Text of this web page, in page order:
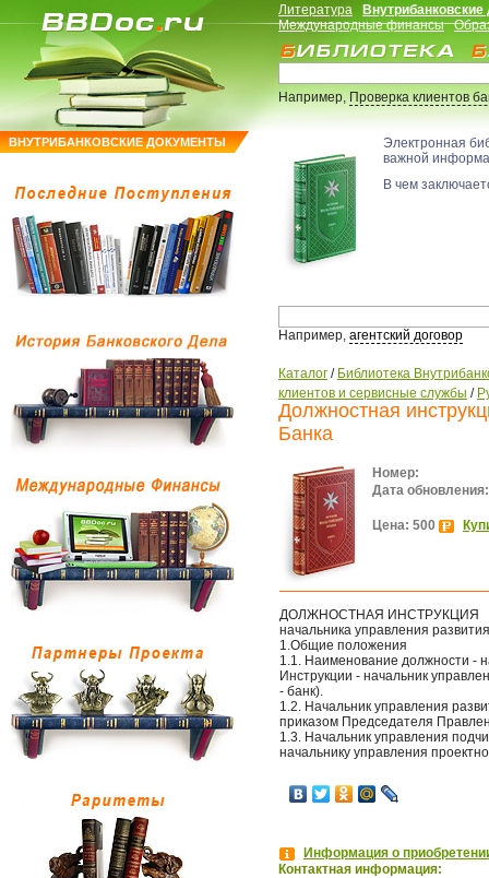
ВНУТРИБАНКОВСКИЕ ДОКУМЕНТЫ
Литература
Международные финансы
Например,Проверка клиентов
Электронная
важной
В чем
Например, агентский договор
Каталог / Библиотека
клиентов и сервисные службы /
Должностная
Банка
Номер:
Дата обновления:
Цена: 500
ДОЛЖНОСТНАЯ ИНСТРУКЦИЯ
начальника управления
1.Общие положения
1.1. Наименование должности -
Инструкции - начальник
- банк).
1.2. Начальник управления
приказом Председателя
1.3. Начальник управления
начальнику управления
Информация о
Контактная информация: